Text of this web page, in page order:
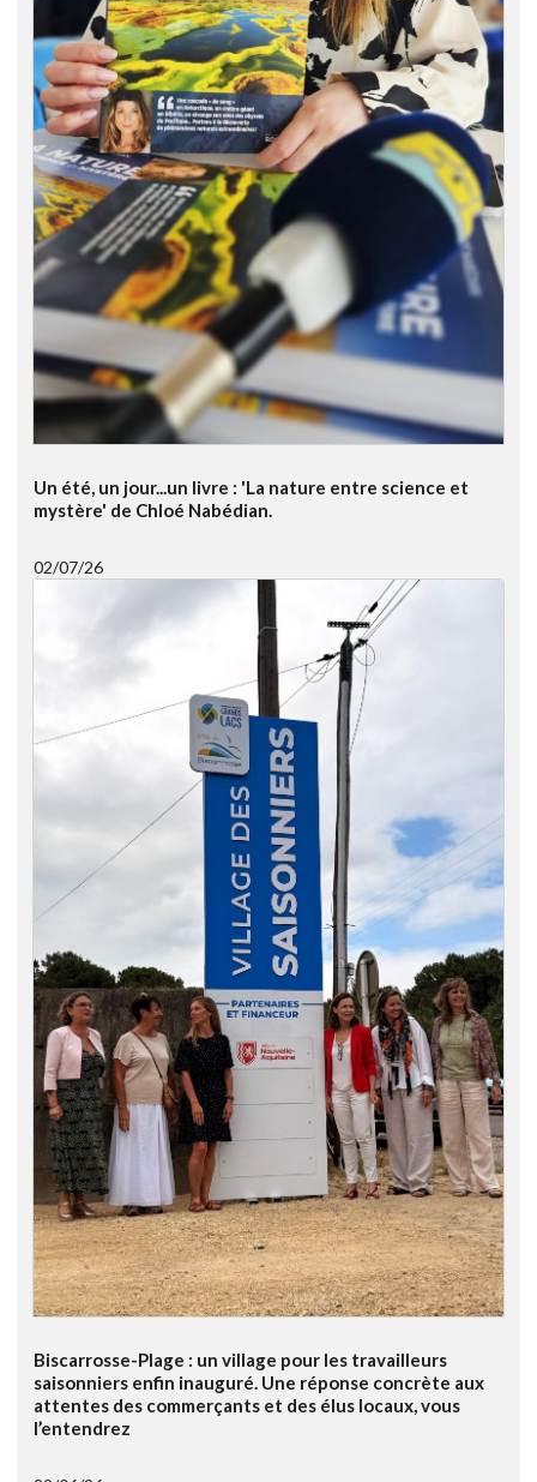
Un été, un jour...un livre : 'La nature entre science et
mystère' de Chloé Nabédian.
02/07/26
Biscarrosse-Plage : un village pour les travailleurs
saisonniers enfin inauguré. Une réponse concrète aux
attentes des commerçants et des élus locaux, vous
l’entendrez